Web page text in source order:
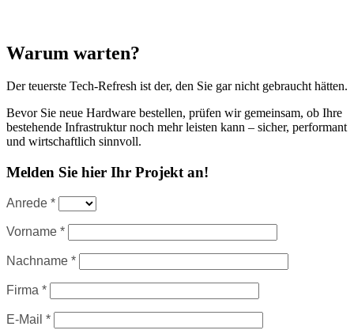
Warum warten?
Der teuerste Tech-Refresh ist der, den Sie gar nicht gebraucht hätten.
Bevor Sie neue Hardware bestellen, prüfen wir gemeinsam, ob Ihre
bestehende Infrastruktur noch mehr leisten kann – sicher, performant
und wirtschaftlich sinnvoll.
Melden Sie hier Ihr Projekt an!
Anrede *
Vorname *
Nachname *
Firma *
E-Mail *